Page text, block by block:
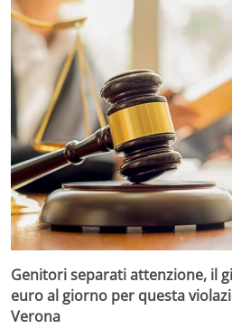
Genitori separati attenzione, il
euro al giorno per questa
Verona